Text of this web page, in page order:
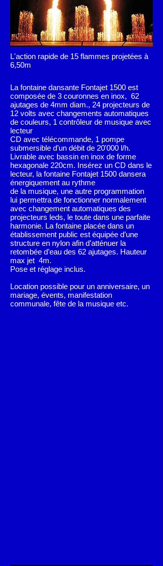
L'action rapide de 15 flammes projetées à
6,50m
La fontaine dansante Fontajet 1500 est
composée de 3 couronnes en inox, 62
ajutages de 4mm diam., 24 projecteurs de
12 volts avec changements automatiques
de couleurs, 1 contrôleur de musique avec
lecteur
CD avec télécommande, 1 pompe
submersible d’un débit de 20'000 l/h.
Livrable avec bassin en inox de forme
hexagonale 220cm. Insérez un CD dans le
lecteur, la fontaine Fontajet 1500 dansera
énergiquement au rythme
de la musique, une autre programmation
lui permettra de fonctionner normalement
avec changement automatiques des
projecteurs leds, le toute dans une parfaite
harmonie. La fontaine placée dans un
établissement public est équipée d’une
structure en nylon afin d’atténuer la
retombée d’eau des 62 ajutages. Hauteur
max jet 4m.
Pose et réglage inclus.
Location possible pour un anniversaire, un
mariage, évents, manifestation
communale, fête de la musique etc.